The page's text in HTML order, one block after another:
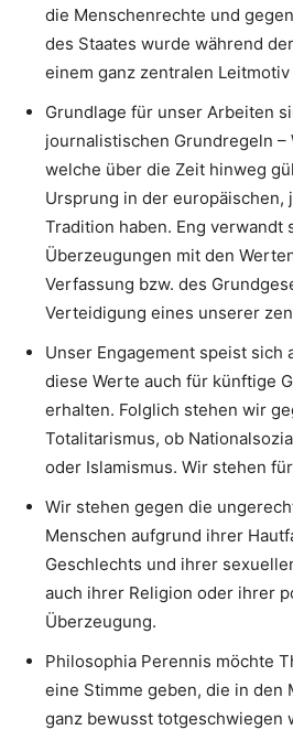
die Menschenrechte und
des Staates wurde während
einem ganz zentralen
Grundlage für unser Arbeiten
journalistischen Grundregeln –
welche über die Zeit hinweg
Ursprung in der
Tradition haben. Eng verwandt
Überzeugungen mit den
Verfassung bzw. des
Verteidigung eines unserer
Unser Engagement speist sich
diese Werte auch für künftige
erhalten. Folglich stehen wir
Totalitarismus, ob
oder Islamismus. Wir stehen
Wir stehen gegen die
Menschen aufgrund ihrer
Geschlechts und ihrer
auch ihrer Religion oder ihrer
Überzeugung.
Philosophia Perennis möchte
eine Stimme geben, die in den
ganz bewusst totgeschwiegen